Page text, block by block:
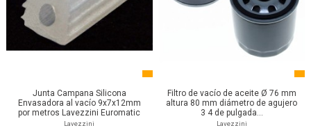
Junta Campana Silicona
Envasadora al vacío 9x7x12mm
por metros Lavezzini Euromatic
Lavezzini
Filtro de vacío de aceite Ø 76 mm
altura 80 mm diámetro de agujero
3 4 de pulgada...
Lavezzini